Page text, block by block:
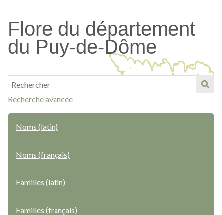
contenu
principal
Flore du département
du Puy-de-Dôme
Recherche avancée
Noms (latin)
Noms (français)
Familles (latin)
Familles (français)